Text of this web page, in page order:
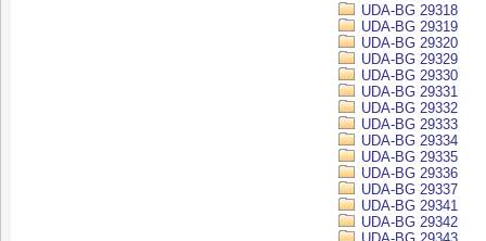
UDA-BG 29318
UDA-BG 29319
UDA-BG 29320
UDA-BG 29329
UDA-BG 29330
UDA-BG 29331
UDA-BG 29332
UDA-BG 29333
UDA-BG 29334
UDA-BG 29335
UDA-BG 29336
UDA-BG 29337
UDA-BG 29341
UDA-BG 29342